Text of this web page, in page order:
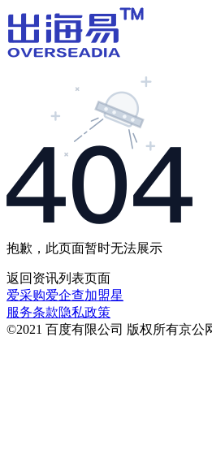
抱歉，此页面暂时无法展示
返回 资讯列表页面
爱采购爱企查加盟星
服务条款隐私政策
©2021 百度有限公司 版权所有京公